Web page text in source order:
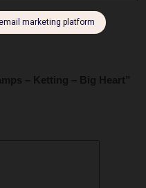
– Ketting – Big Heart”